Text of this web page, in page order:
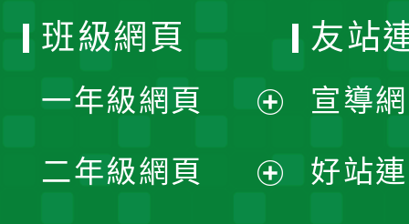
班級網頁
一年級網頁
開
二年級網頁
友站
宣導
好站